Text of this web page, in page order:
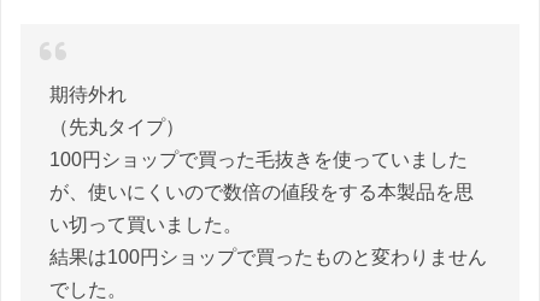
期待外れ
（先丸タイプ）
100円ショップで買った毛抜きを使っていました
が、使いにくいので数倍の値段をする本製品を思
い切って買いました。
結果は100円ショップで買ったものと変わりません
でした。